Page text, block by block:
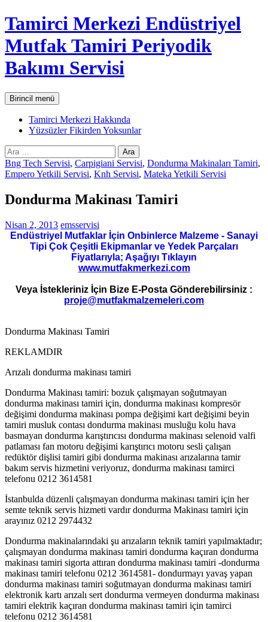
İçeriğe
atla
Tamirci Merkezi Endüstriyel
Mutfak Tamiri Periyodik
Bakımı Servisi
AraBirincil menü
Tamirci Merkezi Hakkında
Yüzsüzler Fikirden Yoksunlar
Arama:
Bng Tech Servisi, Carpigiani Servisi, Dondurma Makinaları Tamiri,
Empero Yetkili Servisi, Knh Servisi, Mateka Yetkili Servisi
Dondurma Makinası Tamiri
Nisan 2, 2013 emsservisi
Endüstriyel Mutfaklar İçin Onbinlerce Malzeme - Sanayi
Tipi Çok Çeşitli Ekipmanlar ve Yedek Parçaları
Fiyatlarıyla; Aşağıyı Tıklayın
www.mutfakmerkezi.com
Veya İstekleriniz İçin Bize E-Posta Gönderebilirsiniz :
proje@mutfakmalzemeleri.com
Dondurma Makinası Tamiri
REKLAMDIR
Arızalı dondurma makinası tamiri
Dondurma Makinası tamiri: bozuk çalışmayan soğutmayan
dondurma makinası tamiri için, dondurma makinası kompresör
değişimi dondurma makinası pompa değişimi kart değişimi beyin
tamiri musluk contası dondurma makinası musluğu kolu hava
basmayan dondurma karıştırıcısı dondurma makinası selenoid valfi
patlaması fan motoru değişimi karıştırıcı motoru sesli çalışan
redüktör dişlisi tamiri gibi dondurma makinası arızalarına tamir
bakım servis hizmetini veriyoruz, dondurma makinası tamirci
telefonu 0212 3614581
İstanbulda düzenli çalışmayan dondurma makinası tamiri için her
semte teknik servis hizmeti vardır dondurma Makinası tamiri için
arayınız 0212 2974432
Dondurma makinalarındaki şu arızaların teknik tamiri yapılmaktadır;
çalışmayan dondurma makinası tamiri dondurma kaçıran dondurma
makinası tamiri sigorta attıran dondurma makinası tamiri -dondurma
makinası tamiri telefonu 0212 3614581- dondurmayı yavaş yapan
dondurma makinası tamiri soğutmayan dondurma makinası tamiri
elektronik kartı arızalı sert dondurma vermeyen dondurma makinası
tamiri elektrik kaçıran dondurma makinası tamiri için tamirci
telefonu 0212 3614581